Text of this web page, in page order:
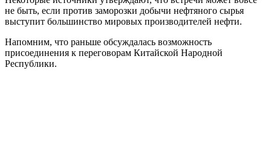
не быть, если против заморозки добычи нефтяного сырья
выступит большинство мировых производителей нефти.
Напомним, что раньше обсуждалась возможность
присоединения к переговорам Китайской Народной
Республики.